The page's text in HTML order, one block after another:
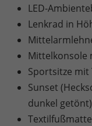
LED-
Lenkrad in
Mittelkonsole
Sportsitze mit
Sunset
dunkel getönt)